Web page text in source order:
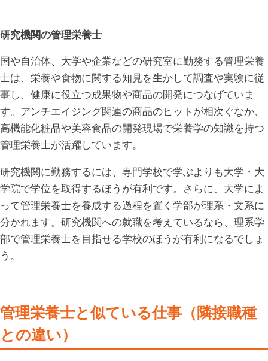
研究機関の管理栄養士
国や自治体、大学や企業などの研究室に勤務する管理栄養
士は、栄養や食物に関する知見を生かして調査や実験に従
事し、健康に役立つ成果物や商品の開発につなげていま
す。アンチエイジング関連の商品のヒットが相次ぐなか、
高機能化粧品や美容食品の開発現場で栄養学の知識を持つ
管理栄養士が活躍しています。
研究機関に勤務するには、専門学校で学ぶよりも大学・大
学院で学位を取得するほうが有利です。さらに、大学によ
って管理栄養士を養成する過程を置く学部が理系・文系に
分かれます。研究機関への就職を考えているなら、理系学
部で管理栄養士を目指せる学校のほうが有利になるでしょ
う。
管理栄養士と似ている仕事（隣接職種
との違い）